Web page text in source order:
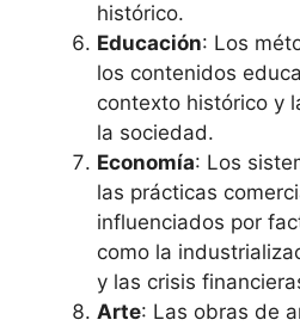
histórico.
Educación: Los
los contenidos
contexto histórico y
la sociedad.
Economía: Los
las prácticas
influenciados por
como la
y las crisis
Arte: Las obras de